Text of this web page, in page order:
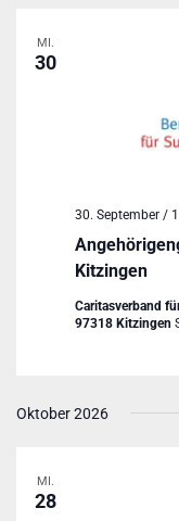
MI.
30
Kitzingen
30. September /
Caritasverband
97318 Kitzingen
Oktober 2026
MI.
28